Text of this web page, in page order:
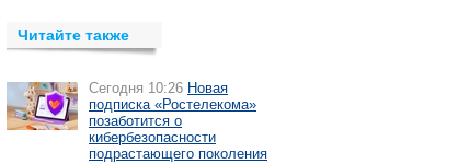
Читайте также
Сегодня 10:26 Новая
подписка «Ростелекома»
позаботится о
кибербезопасности
подрастающего поколения